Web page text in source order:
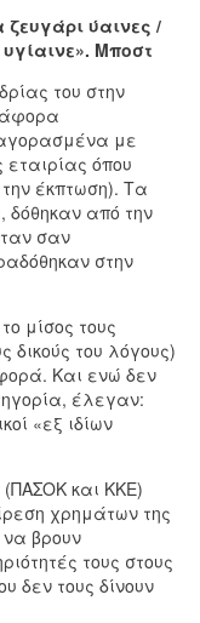
ύαινες /
Μποστ
του στην
με
εταιρίας όπου
έκπτωση). Τα
δόθηκαν από την
σαν
στην
μίσος τους
δικούς του λόγους)
Και ενώ δεν
έλεγαν:
«εξ ιδίων
(ΠΑΣΟΚ και ΚΚΕ)
χρημάτων της
να βρουν
τους στους
δεν τους δίνουν